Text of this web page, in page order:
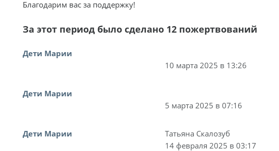
Благодарим вас за поддержку!
За этот период было сделано 12 пожертвований
Дети Марии
10 марта 2025 в 13:26
Дети Марии
5 марта 2025 в 07:16
Дети Марии
Татьяна Скалозуб
14 февраля 2025 в 03:17